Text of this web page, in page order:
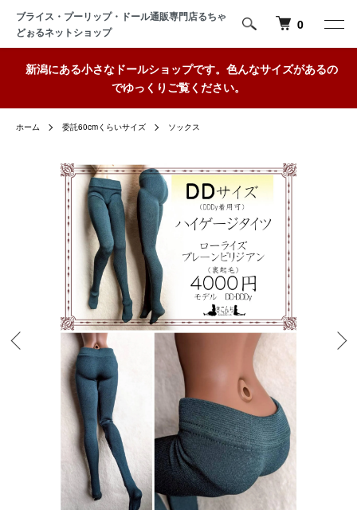
ブライス・プーリップ・ドール通販専門店るちゃ
どぉるネットショップ
0
新潟にある小さなドールショップです。色んなサイズがあるの
でゆっくりご覧ください。
ホーム 委託60cmくらいサイズ ソックス